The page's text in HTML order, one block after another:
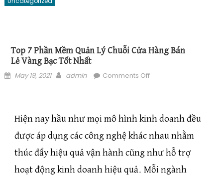
Top 7 Phần Mềm Quản Lý Chuỗi Cửa Hàng Bán
Lẻ Vàng Bạc Tốt Nhất
Posted on
May 19, 2021 Author
admin Comments Offon Top 7 phần mềm
Hiện nay hầu như mọi mô hình kinh doanh đều
được áp dụng các công nghệ khác nhau nhằm
thúc đẩy hiệu quả vận hành cũng như hỗ trợ
hoạt động kinh doanh hiệu quả. Mỗi ngành